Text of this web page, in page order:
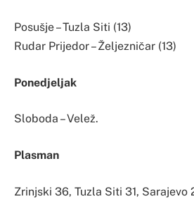
Posušje – Tuzla Siti (13)
Rudar Prijedor – Željezničar (13)
Ponedjeljak
Sloboda – Velež.
Plasman
Zrinjski 36, Tuzla Siti 31, Sarajevo